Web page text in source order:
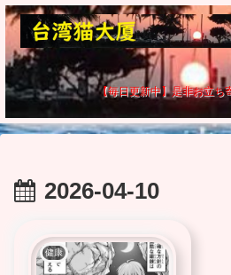
【毎日更新中】是非お立ち
2026-04-10
健康